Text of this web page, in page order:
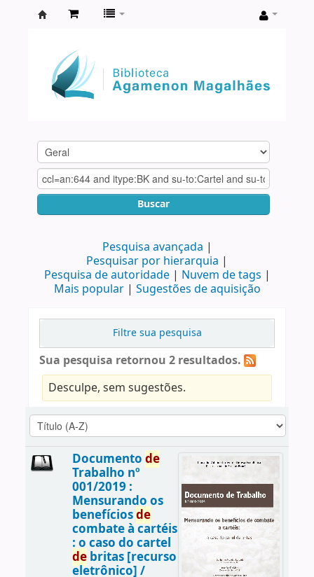
Agamenon
Magalhães
Buscar
Pesquisa avançada
Pesquisar por hierarquia
Pesquisa de autoridade
Nuvem de tags
Mais popular
Sugestões de aquisição
Filtre sua pesquisa
Sua pesquisa retornou 2 resultados.
Desculpe, sem sugestões.
Documento de
Trabalho nº
001/2019 :
Mensurando os
benefíciosde
combate à cartéis
: o caso do cartel
debritas [recurso
eletrônico] /